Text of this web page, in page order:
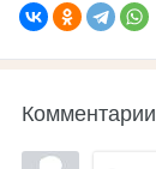
Комментарии